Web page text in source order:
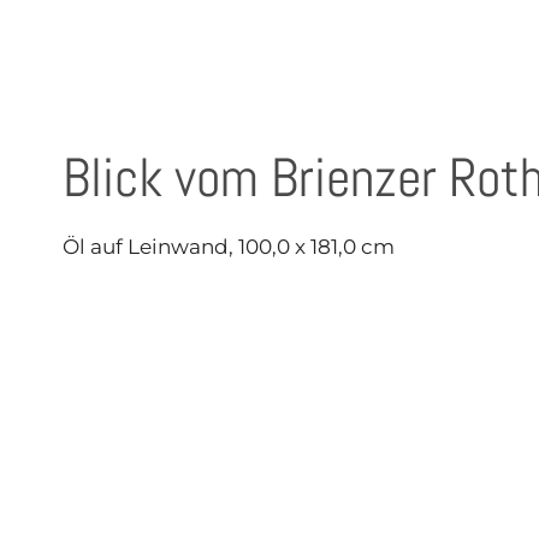
Blick vom Brienzer
Öl auf Leinwand, 100,0 x 181,0 cm